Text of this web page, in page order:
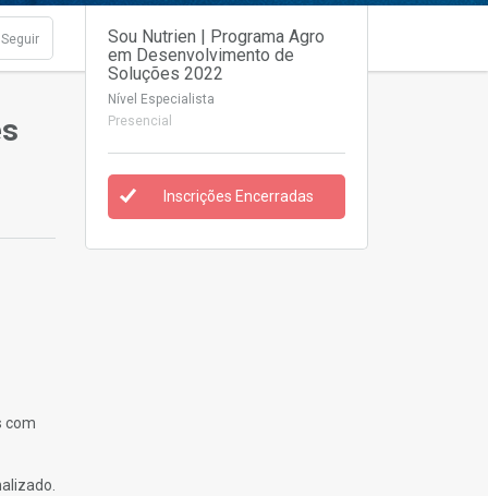
Seguir
Sou Nutrien | Programa Agro
em Desenvolvimento de
Soluções 2022
Nível Especialista
Presencial
Inscrições Encerradas
com